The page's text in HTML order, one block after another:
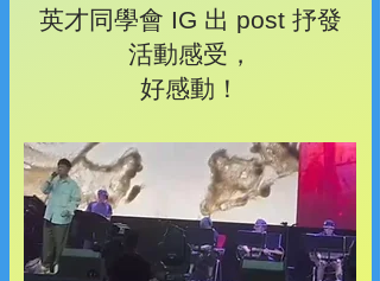
英才同學會 IG 出 post 抒發
活動感受，
好感動！